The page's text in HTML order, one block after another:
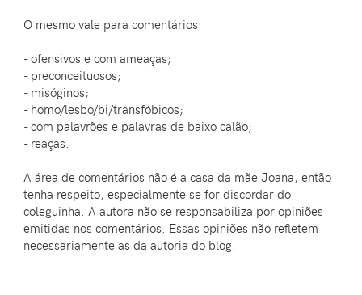
O mesmo vale para comentários:
- ofensivos e com ameaças;
- preconceituosos;
- misóginos;
- homo/lesbo/bi/transfóbicos;
- com palavrões e palavras de baixo calão;
- reaças.
A área de comentários não é a casa da mãe Joana, então
tenha respeito, especialmente se for discordar do
coleguinha. A autora não se responsabiliza por opiniões
emitidas nos comentários. Essas opiniões não refletem
necessariamente as da autoria do blog.